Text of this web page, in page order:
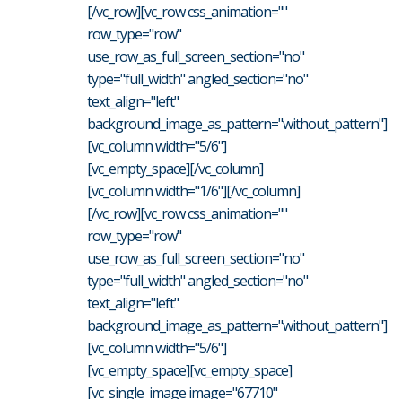
[/vc_row][vc_row css_animation=""
row_type="row"
use_row_as_full_screen_section="no"
type="full_width" angled_section="no"
text_align="left"
background_image_as_pattern="without_pattern"]
[vc_column width="5/6"]
[vc_empty_space][/vc_column]
[vc_column width="1/6"][/vc_column]
[/vc_row][vc_row css_animation=""
row_type="row"
use_row_as_full_screen_section="no"
type="full_width" angled_section="no"
text_align="left"
background_image_as_pattern="without_pattern"]
[vc_column width="5/6"]
[vc_empty_space][vc_empty_space]
[vc_single_image image="67710"